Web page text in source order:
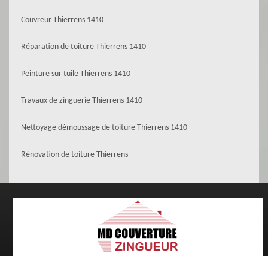
Couvreur Thierrens 1410
Réparation de toiture Thierrens 1410
Peinture sur tuile Thierrens 1410
Travaux de zinguerie Thierrens 1410
Nettoyage démoussage de toiture Thierrens 1410
Rénovation de toiture Thierrens